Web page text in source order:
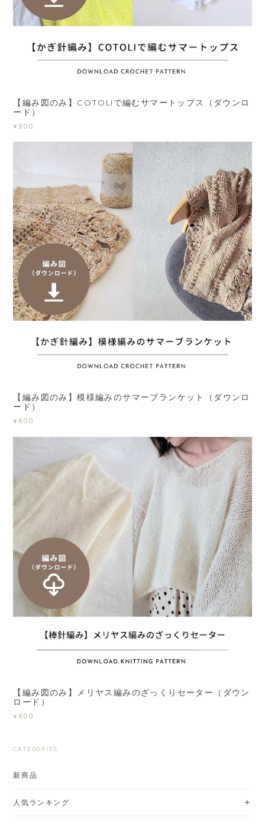
【編み図のみ】COTOLIで編むサマートップス（ダウンロ
ード）
¥800
【編み図のみ】模様編みのサマーブランケット（ダウンロ
ード）
¥800
【編み図のみ】メリヤス編みのざっくりセーター（ダウン
ロード）
¥800
CATEGORIES
新商品
人気ランキング